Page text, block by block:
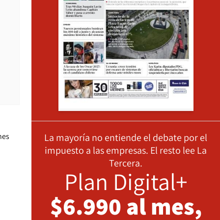
La mayoría no entiende el debate por el
impuesto a las empresas. El resto lee La
Tercera.
Plan Digital+
$6.990 al mes,